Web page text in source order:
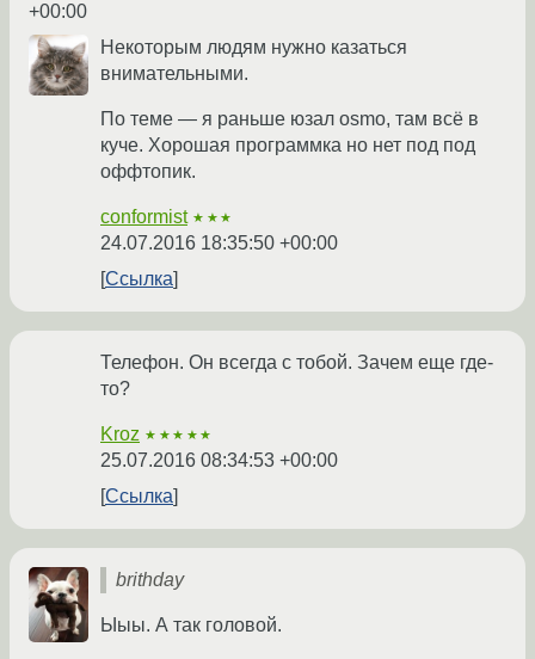
+00:00
Некоторым людям нужно казаться
внимательными.
По теме — я раньше юзал osmo, там всё в
куче. Хорошая программка но нет под под
оффтопик.
conformist ★★★
24.07.2016 18:35:50 +00:00
Ссылка
Телефон. Он всегда с тобой. Зачем еще где-
то?
Kroz ★★★★★
25.07.2016 08:34:53 +00:00
Ссылка
brithday
Ыыы. А так головой.